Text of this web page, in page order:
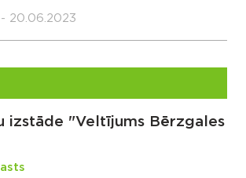
20.06.2023
izstāde "Veltījums Bērzgales